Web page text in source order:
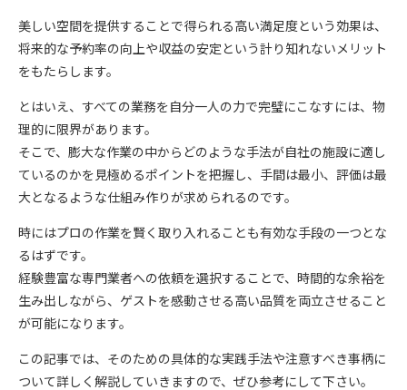
美しい空間を提供することで得られる高い満足度という効果は、
将来的な予約率の向上や収益の安定という計り知れないメリット
をもたらします。
とはいえ、すべての業務を自分一人の力で完璧にこなすには、物
理的に限界があります。
そこで、膨大な作業の中からどのような手法が自社の施設に適し
ているのかを見極めるポイントを把握し、手間は最小、評価は最
大となるような仕組み作りが求められるのです。
時にはプロの作業を賢く取り入れることも有効な手段の一つとな
るはずです。
経験豊富な専門業者への依頼を選択することで、時間的な余裕を
生み出しながら、ゲストを感動させる高い品質を両立させること
が可能になります。
この記事では、そのための具体的な実践手法や注意すべき事柄に
ついて詳しく解説していきますので、ぜひ参考にして下さい。